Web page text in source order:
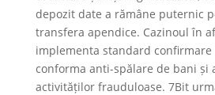
depozit date a rămâne puternic
transfera apendice. Cazinoul în
implementa standard
conforma anti-spălare de bani și
activităților frauduloase. 7Bit